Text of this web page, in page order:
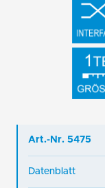
Art.-Nr. 5475
Datenblatt